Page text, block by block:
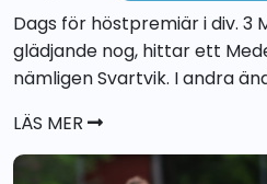
Dags för höstpremiär i div. 3
glädjande nog, hittar ett
nämligen Svartvik. I andra
LÄS MER